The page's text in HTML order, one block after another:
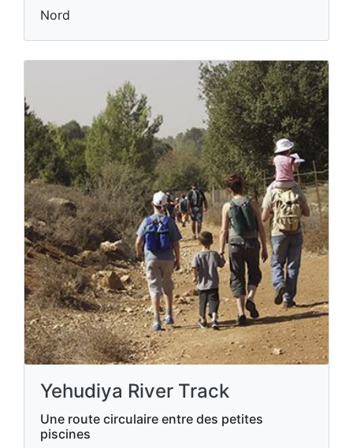
Nord
Yehudiya River Track
Une route circulaire entre des petites
piscines